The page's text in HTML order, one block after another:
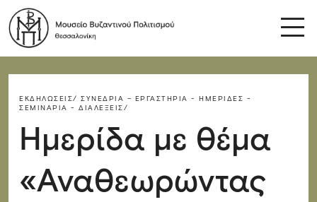
ΕΚΔΗΛΏΣΕΙΣ/ ΣΥΝΈΔΡΙΑ – ΕΡΓΑΣΤΉΡΙΑ - ΗΜΕΡΊΔΕΣ -
ΣΕΜΙΝΆΡΙΑ - ΔΙΑΛΈΞΕΙΣ/
Ημερίδα με θέμα
«Αναθεωρώντας